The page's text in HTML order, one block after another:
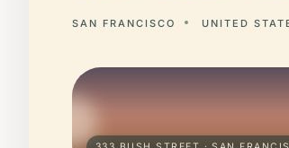
SAN FRANCISCO UNITED